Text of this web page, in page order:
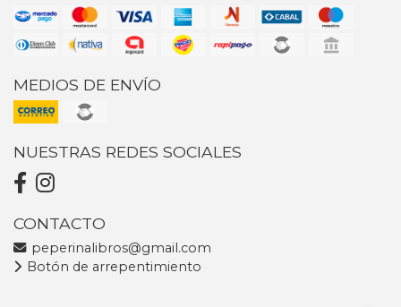
MEDIOS DE ENVÍO
NUESTRAS REDES SOCIALES
CONTACTO
peperinalibros@gmail.com
Botón de arrepentimiento